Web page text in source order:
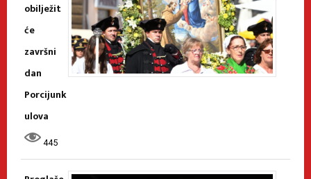
obilježit
će
završni
dan
Porcijunk
ulova
445